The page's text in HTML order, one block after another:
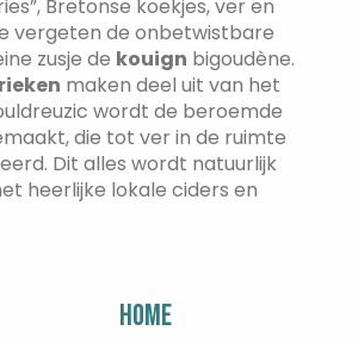
Home
Bretonse koekjes, ver en
vergeten de onbetwistbare
zusje de kouign bigoudène.
maken deel uit van het
wordt de beroemde
die tot ver in de ruimte
Dit alles wordt natuurlijk
heerlijke lokale ciders en